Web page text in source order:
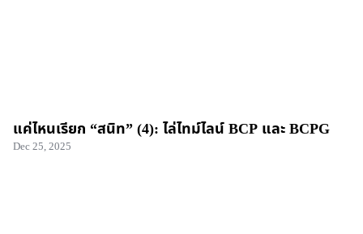
แค่ไหนเรียก “สนิท” (4): ไล่ไทม์ไลน์ BCP และ BCPG
Dec 25, 2025